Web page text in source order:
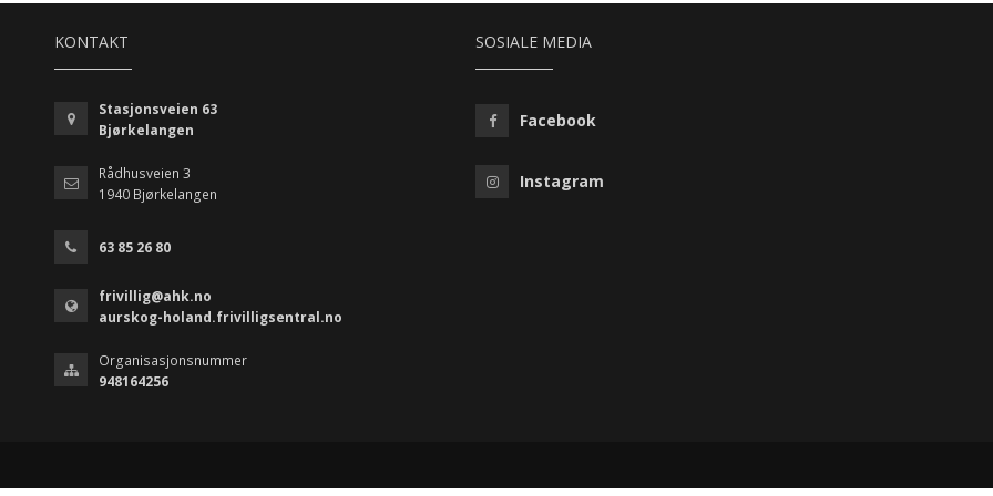
KONTAKT
Stasjonsveien 63
Bjørkelangen
Rådhusveien 3
1940 Bjørkelangen
63 85 26 80
frivillig@ahk.no
aurskog-holand.frivilligsentral.no
Organisasjonsnummer
948164256
SOSIALE MEDIA
Facebook
Instagram